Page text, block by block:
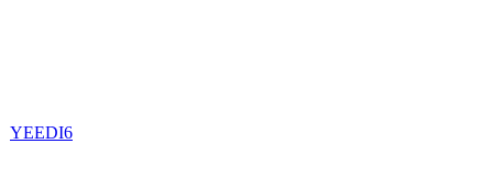
YEEDI6